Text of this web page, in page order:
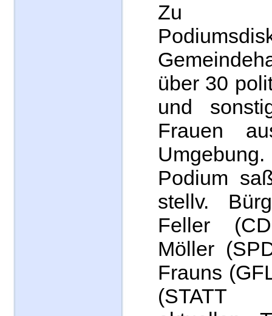
Zu
über 30
und
Frauen
Podium
stellv.
Feller
Möller
Frauns
(STATT